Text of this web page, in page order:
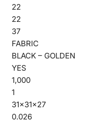
22
22
37
FABRIC
BLACK – GOLDEN
YES
1,000
1
31x31x27
0.026